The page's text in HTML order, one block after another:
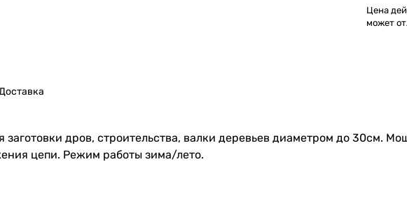
Цена
может
дров, строительства, валки деревьев диаметром до 30см.
цепи. Режим работы зима/лето.